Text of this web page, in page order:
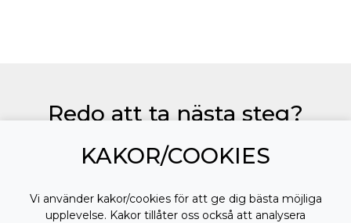
Redo att ta nästa steg?
Från första kontakt till färdig lösning. Vi tar
ansvar för helheten.
Jag vill komma igång!
KAKOR/COOKIES
Vi använder kakor/cookies för att ge dig bästa möjliga
upplevelse. Kakor tillåter oss också att analysera